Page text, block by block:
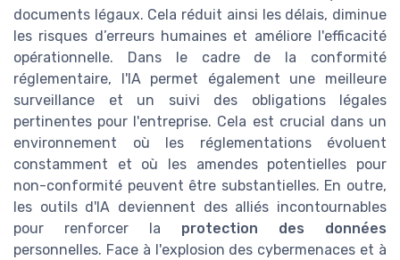
documents légaux. Cela réduit ainsi les délais, diminue
les risques d’erreurs humaines et améliore l'efficacité
opérationnelle. Dans le cadre de la conformité
réglementaire, l'IA permet également une meilleure
surveillance et un suivi des obligations légales
pertinentes pour l'entreprise. Cela est crucial dans un
environnement où les réglementations évoluent
constamment et où les amendes potentielles pour
non-conformité peuvent être substantielles. En outre,
les outils d'IA deviennent des alliés incontournables
pour renforcer la protection des données
personnelles. Face à l'explosion des cybermenaces et à